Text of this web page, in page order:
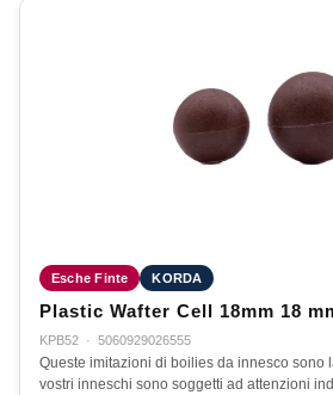
Esche Finte KORDA
Plastic Wafter Cell 18mm 18
KPB52 · 5060929026555
Queste imitazioni di boilies da innesco sono
vostri inneschi sono soggetti ad attenzioni